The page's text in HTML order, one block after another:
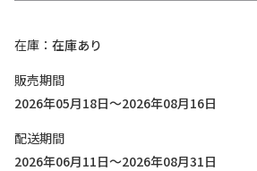
在庫
在庫あり
販売期間
2026年05月18日～2026年08月16日
配送期間
2026年06月11日～2026年08月31日